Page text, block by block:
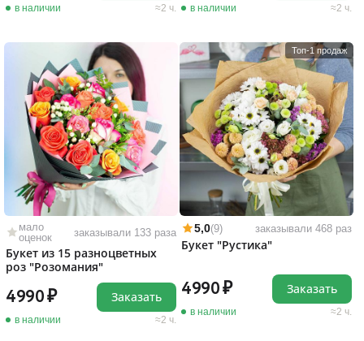
в наличии 2 ч. в наличии 2 ч.
мало
оценок
заказывали 133 раза
Букет из 15 разноцветных
роз "Розомания"
4990
в наличии 2 ч.
Заказать
Топ-1 продаж
5,0(9) заказывали 468 раз
Букет "Рустика"
4990
в наличии 2 ч.
Заказать